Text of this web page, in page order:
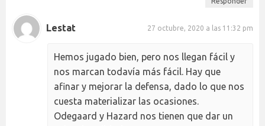
Lestat 27 octubre, 2020 a las 11:32 pm
Hemos jugado bien, pero nos llegan fácil y
nos marcan todavía más fácil. Hay que
afinar y mejorar la defensa, dado lo que nos
cuesta materializar las ocasiones.
Odegaard y Hazard nos tienen que dar un